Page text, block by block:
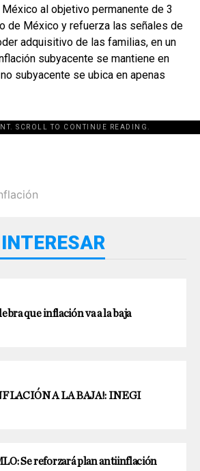
al objetivo permanente de 3
de México y refuerza las señales de
adquisitivo de las familias, en un
subyacente se mantiene en
subyacente se ubica en apenas
SCROLL TO CONTINUE READING.
que inflación va a la baja
A LA BAJA!: INEGI
Se reforzará plan antiinflación